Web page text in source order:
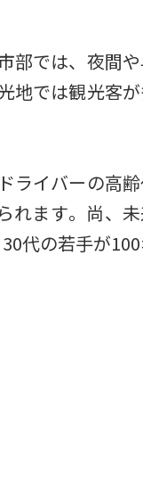
部では、夜間
地では観光客
ライバーの高
れます​​。尚、
代の若手が